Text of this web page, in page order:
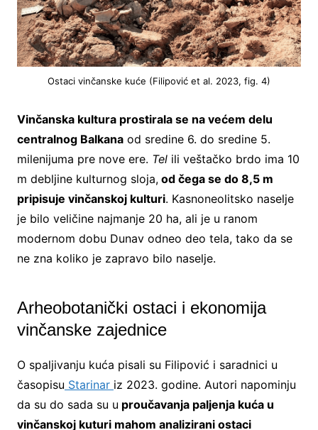
Ostaci vinčanske kuće (Filipović et al. 2023, fig. 4)
Vinčanska kultura prostirala se na većem delu
centralnog Balkanaod sredine 6. do sredine 5.
milenijuma pre nove ere. Telili veštačko brdo ima 10
m debljine kulturnog sloja,od čega se do 8,5 m
pripisuje vinčanskoj kulturi. Kasnoneolitsko naselje
je bilo veličine najmanje 20 ha, ali je u ranom
modernom dobu Dunav odneo deo tela, tako da se
ne zna koliko je zapravo bilo naselje.
Arheobotanički ostaci i ekonomija
vinčanske zajednice
O spaljivanju kuća pisali su Filipović i saradnici u
časopisu Starinar iz 2023. godine. Autori napominju
da su do sada su u proučavanja paljenja kuća u
vinčanskoj kuturi mahom analizirani ostaci